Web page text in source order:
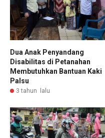
Dua Anak Penyandang
Disabilitas di Petanahan
Membutuhkan Bantuan Kaki
Palsu
3 tahun lalu